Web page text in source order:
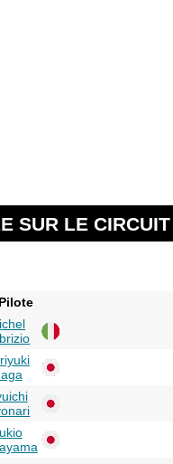
SUR LE
Pilote